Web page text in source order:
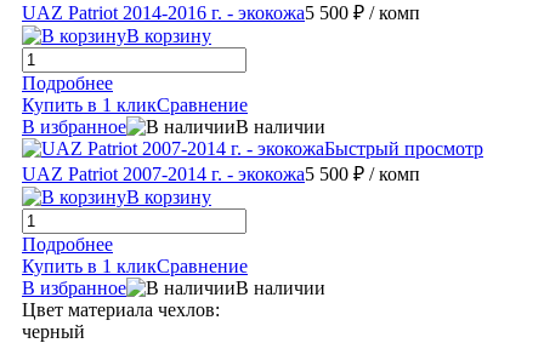
UAZ Patriot 2014-2016 г. - экокожа5 500 ₽ / комп
В корзину
Подробнее
Купить в 1 кликСравнение
В избранное
В наличии
Быстрый просмотр
UAZ Patriot 2007-2014 г. - экокожа5 500 ₽ / комп
В корзину
Подробнее
Купить в 1 кликСравнение
В избранное
В наличии
Цвет материала чехлов:
черный